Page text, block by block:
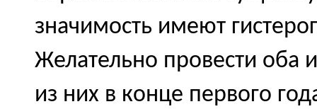
значимость имеют
Желательно провести оба
из них в конце первого